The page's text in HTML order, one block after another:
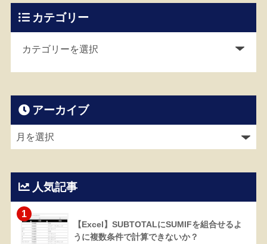
カテゴリー
アーカイブ
人気記事
1
【Excel】SUBTOTALにSUMIFを組合せるよ
うに複数条件で計算できないか？